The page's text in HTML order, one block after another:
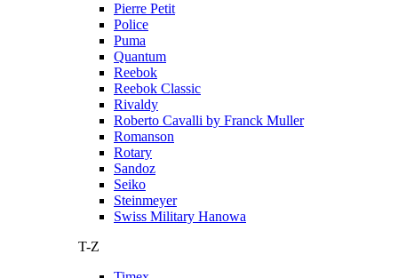
Pierre Petit
Police
Puma
Quantum
Reebok
Reebok Classic
Rivaldy
Roberto Cavalli by Franck Muller
Romanson
Rotary
Sandoz
Seiko
Steinmeyer
Swiss Military Hanowa
T-Z